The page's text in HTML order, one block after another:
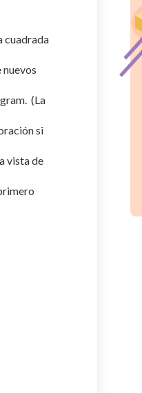
cuadrada
(La
si
vista de